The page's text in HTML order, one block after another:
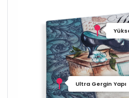
Ultra Gergin Yapı